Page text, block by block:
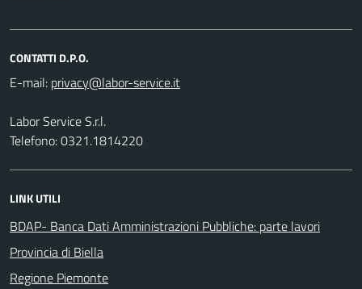
CONTATTI D.P.O.
E-mail:
Labor Service S.r.l.
Telefono: 0321.1814220
LINK UTILI
BDAP- Banca Dati Amministrazioni Pubbliche: parte lavori
Provincia di Biella
Regione Piemonte